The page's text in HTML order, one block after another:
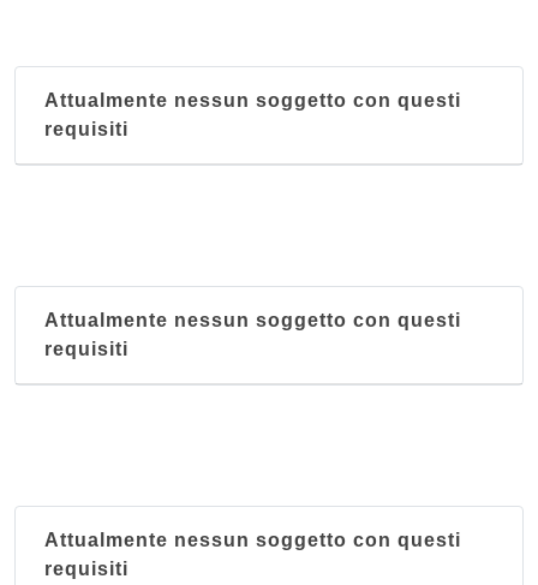
Attualmente nessun soggetto con questi
requisiti
Attualmente nessun soggetto con questi
requisiti
Attualmente nessun soggetto con questi
requisiti